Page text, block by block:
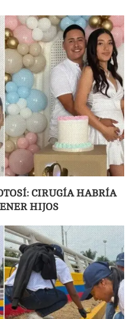
CIRUGÍA HABRÍA
HIJOS